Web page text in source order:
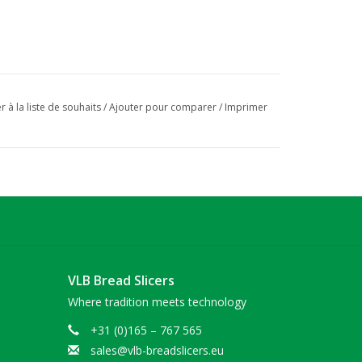
à la liste de souhaits/Ajouter pour comparer/ Imprimer
VLB Bread Slicers
Where tradition meets technology
+31 (0)165 – 767 565
sales@vlb-breadslicers.eu